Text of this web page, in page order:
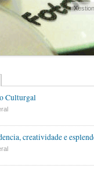
Culturgal
creatividade e